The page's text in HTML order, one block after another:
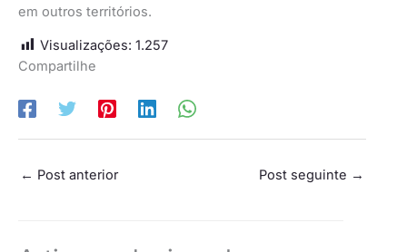
em outros territórios.
Visualizações: 1.257
Compartilhe
← Post anterior Post seguinte →